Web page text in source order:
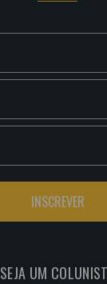
SEJA UM